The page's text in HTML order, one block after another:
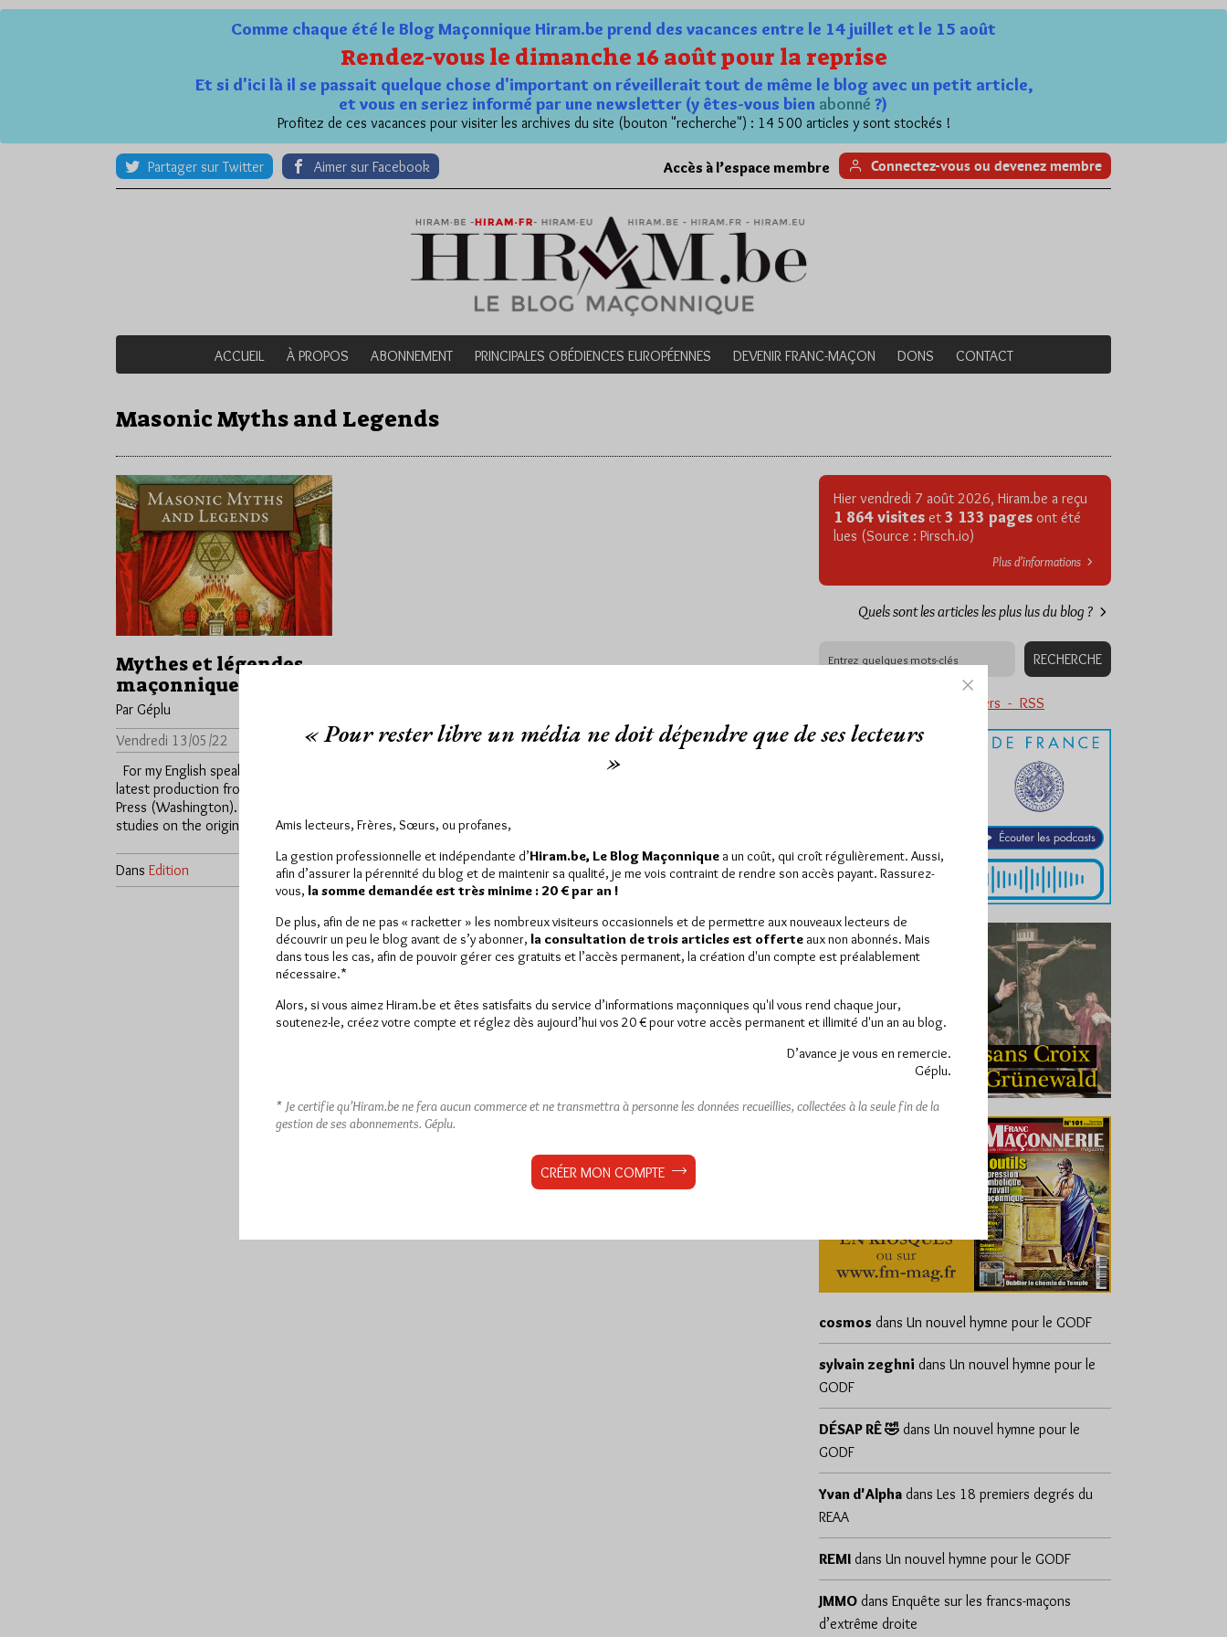
Comme chaque été le Blog Maçonnique Hiram.be prend des vacances entre le 14 juillet et le 15 août
Rendez-vous le dimanche 16 août pour la reprise
Et si d'ici là il se passait quelque chose d'important on réveillerait tout de même le blog avec un petit article,
et vous en seriez informé par une newsletter (y êtes-vous bien abonné ?)
Profitez de ces vacances pour visiter les archives du site (bouton "recherche") : 14 500 articles y sont stockés !
Partager sur Twitter Aimer sur Facebook Accès à l’espace membre Connectez-vous ou devenez membre
ACCUEIL À PROPOS ABONNEMENT PRINCIPALES OBÉDIENCES EUROPÉENNES DEVENIR FRANC-MAÇON DONS CONTACT
Masonic Myths and Legends
Mythes et légendes
maçonniques
Par Géplu
Vendredi 13/05/22
Lu 744 fois
For my English speaking friends, my
latest production from Westphalia
Press (Washington). A series of
studies on the origins,…
Dans Edition 1 commentaire
Hier vendredi 7 août 2026, Hiram.be a reçu
1 864 visites et 3 133 pages ont été
lues (Source : Pirsch.io)
Plus d’informations
Quels sont les articles les plus lus du blog ?
Abonnement aux Newsletters - RSS
cosmos dans Un nouvel hymne pour le GODF
sylvain zeghni dans Un nouvel hymne pour le
GODF
DÉSAP RÊ 🤣 dans Un nouvel hymne pour le
GODF
Yvan d'Alpha dans Les 18 premiers degrés du
REAA
REMI dans Un nouvel hymne pour le GODF
JMMO dans Enquête sur les francs-maçons
d’extrême droite
« Pour rester libre un média ne doit dépendre que de ses lecteurs
»
Amis lecteurs, Frères, Sœurs, ou profanes,
La gestion professionnelle et indépendante d’Hiram.be, Le Blog Maçonnique a un coût, qui croît régulièrement. Aussi,
afin d’assurer la pérennité du blog et de maintenir sa qualité, je me vois contraint de rendre son accès payant. Rassurez-
vous, la somme demandée est très minime : 20 € par an !
De plus, afin de ne pas « racketter » les nombreux visiteurs occasionnels et de permettre aux nouveaux lecteurs de
découvrir un peu le blog avant de s’y abonner, la consultation de trois articles est offerte aux non abonnés. Mais
dans tous les cas, afin de pouvoir gérer ces gratuits et l’accès permanent, la création d'un compte est préalablement
nécessaire.*
Alors, si vous aimez Hiram.be et êtes satisfaits du service d’informations maçonniques qu'il vous rend chaque jour,
soutenez-le, créez votre compte et réglez dès aujourd’hui vos 20 € pour votre accès permanent et illimité d'un an au blog.
D’avance je vous en remercie.
Géplu.
* Je certifie qu’Hiram.be ne fera aucun commerce et ne transmettra à personne les données recueillies, collectées à la seule fin de la
gestion de ses abonnements. Géplu.
CRÉER MON COMPTE